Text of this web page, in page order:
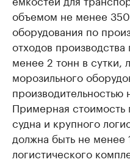
объемом не менее
оборудования по
отходов
менее 2 тонн в сутки,
морозильного
производительностью
Примерная стоимость
судна и крупного
должна быть не менее
логистического